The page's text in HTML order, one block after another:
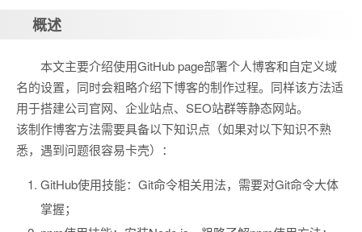
概述
本文主要介绍使用GitHub page部署个人博客和自定义域
名的设置，同时会粗略介绍下博客的制作过程。同样该方法适
用于搭建公司官网、企业站点、SEO站群等静态网站。
该制作博客方法需要具备以下知识点（如果对以下知识不熟
悉，遇到问题很容易卡壳）：
GitHub使用技能：Git命令相关用法，需要对Git命令大体
掌握；